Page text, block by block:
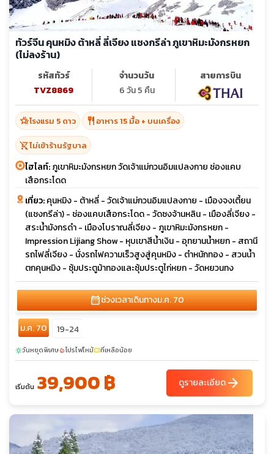
ทัวร์จีน คุนหมิง ต้าหลี่ ลี่เจียง แชงกรีล่า ภูเขาหิมะมังกรหยก
(ไม่ลงร้าน)
รหัสทัวร์
TVZ8869
จำนวนวัน
6 วัน 5 คืน
สายการบิน
hotel_classโรงแรม 5 ดาว restaurant อาหาร 15 มื้อ + บนเครื่อง
shopping_cart_offไม่เข้าร้านรัฐบาล
ไฮไลท์:ภูเขาหิมะมังกรหยก วัดเจ้าแม่กวนอิมแปลงกาย ช่องแคบ
เสือกระโดด
เที่ยว:คุนหมิง - ต้าหลี่ - วัดเจ้าแม่กวนอิมแปลงกาย - เมืองจงเตี้ยน
(แชงกรีล่า) - ช่องแคบเสือกระโดด - วัดซงจ้านหลิน - เมืองลี่เจียง -
สระน้ำมังกรดำ - เมืองโบราณลี่เจียง - ภูเขาหิมะมังกรหยก -
Impression Lijiang Show - หุบเขาสีน้ำเงิน - อุทยานน้ำหยก - สถานี
รถไฟลี่เจียง - นั่งรถไฟความเร็วสูงสู่คุนหมิง - ตำหนักทอง - สวนน้ำ
ตกคุนหมิง - ซุ้มประตูม้าทองและซุ้มประตูไก่หยก - วัดหยวนทง
calendar_monthช่วงเวลาเดินทางม.ค. 70
ม.ค. 70 19-24
sunnyวันหยุดพิเศษlocal_fire_departmentโปรไฟไหม้confirmation_numberที่เหลือน้อย
เริ่มต้น 39,900 ฿ ดูรายละเอียดarrow_forward